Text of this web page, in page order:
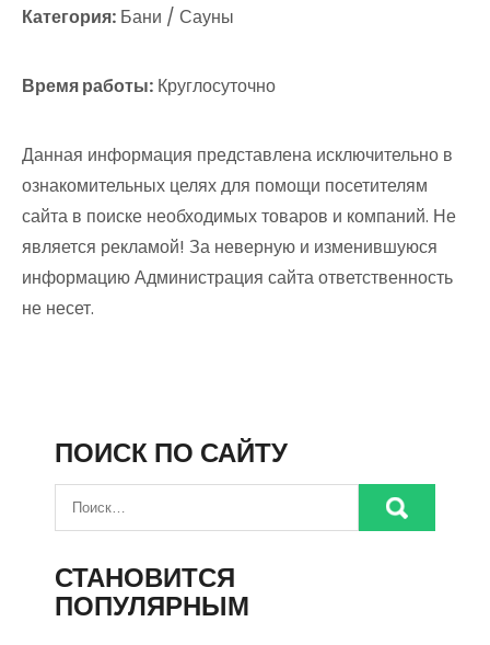
Категория: Бани / Сауны
Время работы: Круглосуточно
Данная информация представлена исключительно в
ознакомительных целях для помощи посетителям
сайта в поиске необходимых товаров и компаний. Не
является рекламой! За неверную и изменившуюся
информацию Администрация сайта ответственность
не несет.
ПОИСК ПО САЙТУ
СТАНОВИТСЯ
ПОПУЛЯРНЫМ